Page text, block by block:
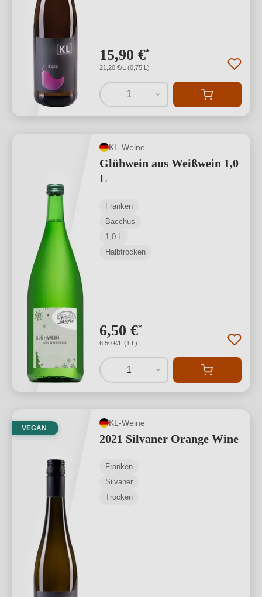
15,90 €*
21,20 €/L (0,75 L)
1
KL-Weine
Glühwein aus Weißwein 1,0
L
Franken
Bacchus
1,0 L
Halbtrocken
6,50 €*
6,50 €/L (1 L)
1
VEGAN
KL-Weine
2021 Silvaner Orange Wine
Franken
Silvaner
Trocken